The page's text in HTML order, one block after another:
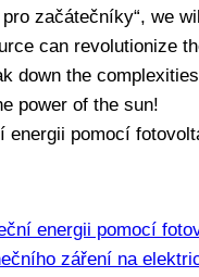
začátečníky“, we
can revolutionize
down the
power of the sun!
energii pomocí
záření na